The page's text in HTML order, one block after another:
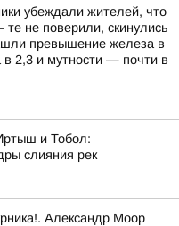
убеждали жителей, что
не поверили, скинулись
превышение железа в
в 2,3 и мутности — почти в
и Тобол:
слияния рек
Александр Моор